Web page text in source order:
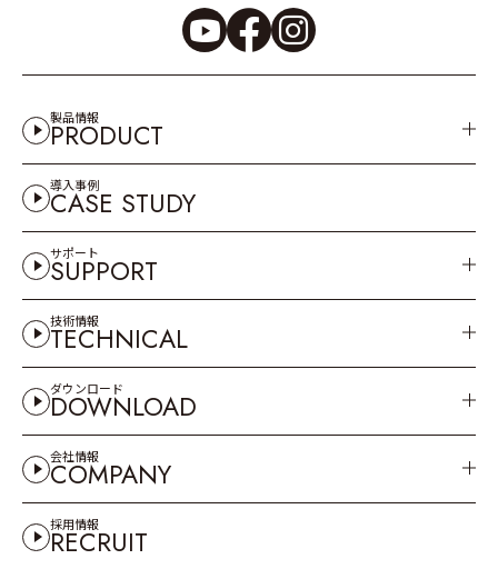
製品情報
PRODUCT
導入事例
CASE STUDY
サポート
SUPPORT
技術情報
TECHNICAL
ダウンロード
DOWNLOAD
会社情報
COMPANY
採用情報
RECRUIT